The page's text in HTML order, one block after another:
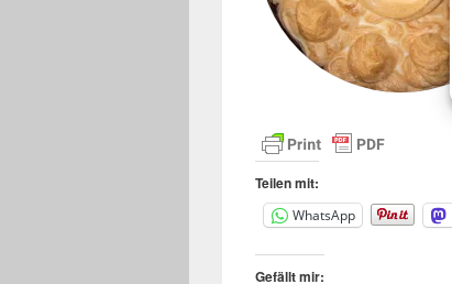
Teilen mit:
WhatsApp
Gefällt mir: